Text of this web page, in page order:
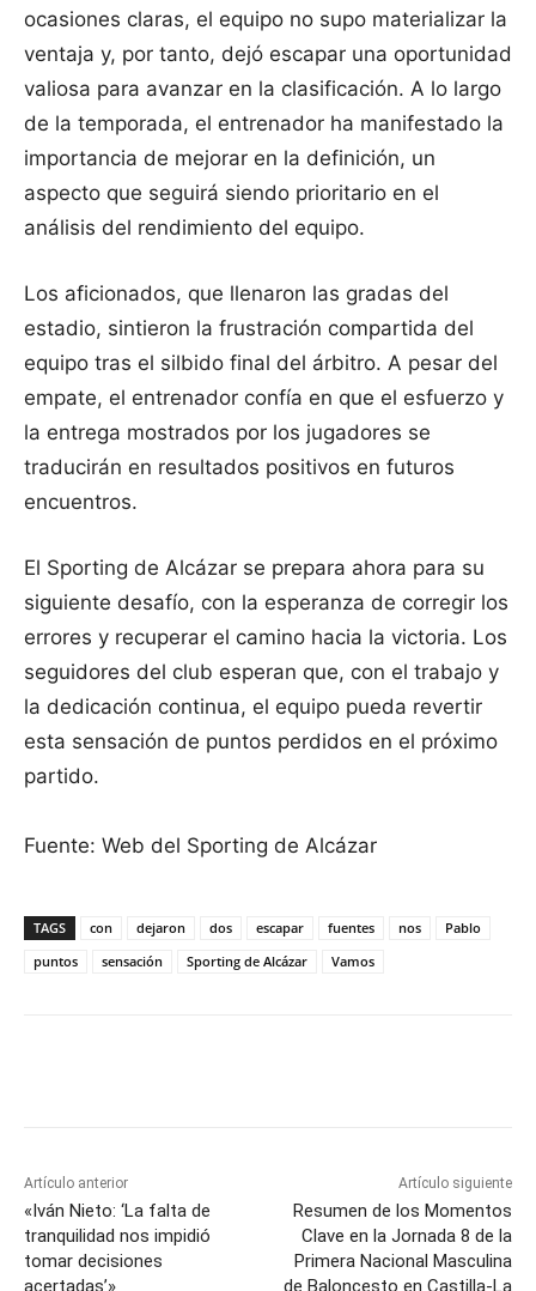
ocasiones claras, el equipo no supo materializar la
ventaja y, por tanto, dejó escapar una oportunidad
valiosa para avanzar en la clasificación. A lo largo
de la temporada, el entrenador ha manifestado la
importancia de mejorar en la definición, un
aspecto que seguirá siendo prioritario en el
análisis del rendimiento del equipo.
Los aficionados, que llenaron las gradas del
estadio, sintieron la frustración compartida del
equipo tras el silbido final del árbitro. A pesar del
empate, el entrenador confía en que el esfuerzo y
la entrega mostrados por los jugadores se
traducirán en resultados positivos en futuros
encuentros.
El Sporting de Alcázar se prepara ahora para su
siguiente desafío, con la esperanza de corregir los
errores y recuperar el camino hacia la victoria. Los
seguidores del club esperan que, con el trabajo y
la dedicación continua, el equipo pueda revertir
esta sensación de puntos perdidos en el próximo
partido.
Fuente: Web del Sporting de Alcázar
TAGS con dejaron dos escapar fuentes nos
Pablo
puntos
sensación Sporting de Alcázar Vamos
Artículo anterior
«Iván Nieto: ‘La falta de
tranquilidad nos impidió
tomar decisiones
Artículo siguiente
Resumen de los Momentos
Clave en la Jornada 8 de la
Primera Nacional Masculina